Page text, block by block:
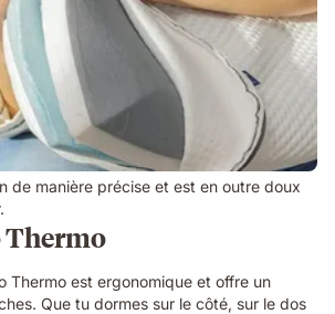
de manière précise et est en outre doux
Thermo
Thermo est ergonomique et offre un
Que tu dormes sur le côté, sur le dos